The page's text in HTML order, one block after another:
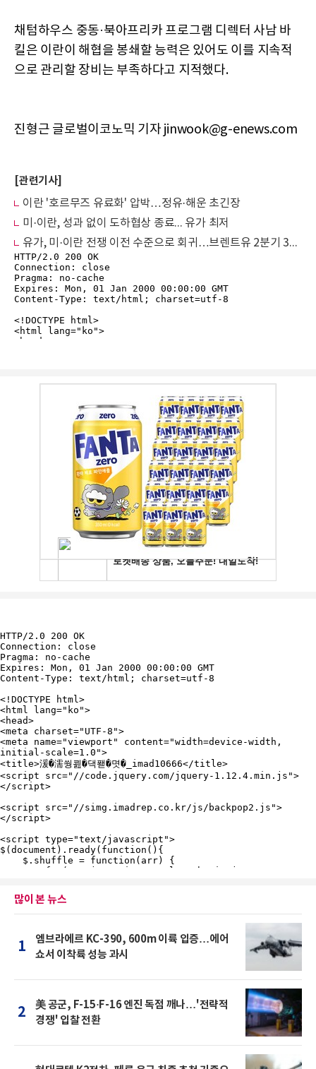
채텀하우스 중동·북아프리카 프로그램 디렉터 사남 바
킬은 이란이 해협을 봉쇄할 능력은 있어도 이를 지속적
으로 관리할 장비는 부족하다고 지적했다.
진형근 글로벌이코노믹 기자 jinwook@g-enews.com
[관련기사]
이란 '호르무즈 유료화' 압박…정유·해운 초긴장
미·이란, 성과 없이 도하협상 종료... 유가 최저
유가, 미·이란 전쟁 이전 수준으로 회귀…브렌트유 2분기 38% 하락
많이 본 뉴스
1
엠브라에르 KC-390, 600m 이륙 입증…에어
쇼서 이착륙 성능 과시
2
美 공군, F-15·F-16 엔진 독점 깨나…'전략적
경쟁' 입찰 전환